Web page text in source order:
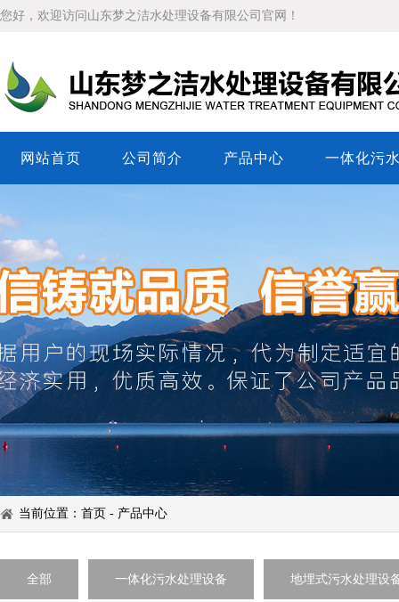
您好，欢迎访问山东梦之洁水处理设备有限公司官网！
网站首页 公司简介 产品中心 一体化污
当前位置： 首页 - 产品中心
全部 一体化污水处理设备 地埋式污水处理设